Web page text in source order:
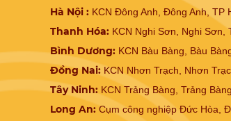
Hà Nội : KCN Đông Anh, Đông Anh, TP
Thanh Hóa: KCN Nghi Sơn, Nghi Sơn,
Bình Dương: KCN Bàu Bàng, Bàu
Đồng Nai: KCN Nhơn Trạch, Nhơn
Tây Ninh: KCN Trảng Bàng, Trảng
Long An: Cụm công nghiệp Đức Hòa,